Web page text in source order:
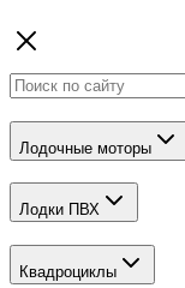
Лодочные моторы
Лодки ПВХ
Квадроциклы